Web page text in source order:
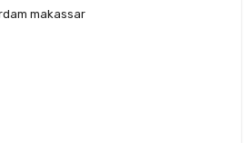
makassar